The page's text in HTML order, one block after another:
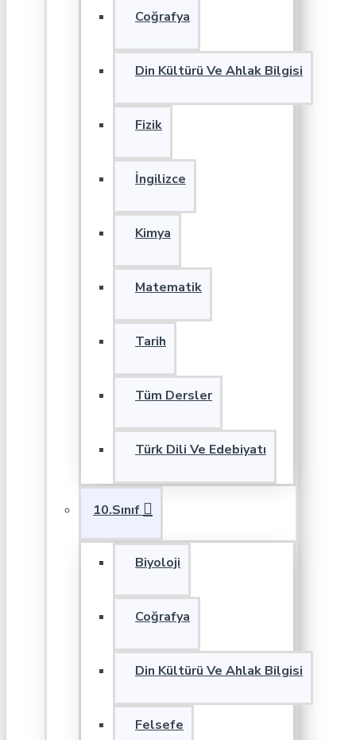
Coğrafya
Din Kültürü Ve Ahlak Bilgisi
Fizik
İngilizce
Kimya
Matematik
Tarih
Tüm Dersler
Türk Dili Ve Edebiyatı
10.Sınıf
Biyoloji
Coğrafya
Din Kültürü Ve Ahlak Bilgisi
Felsefe